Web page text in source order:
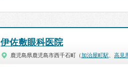
伊佐敷眼科医院
鹿児島県鹿児島市西千石町（加治屋町駅 高見